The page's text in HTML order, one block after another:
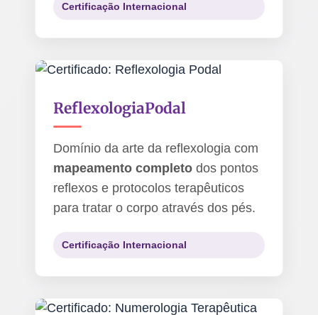
Certificação Internacional
ReflexologiaPodal
Domínio da arte da reflexologia com
mapeamento completo dos pontos
reflexos e protocolos terapêuticos
para tratar o corpo através dos pés.
Certificação Internacional